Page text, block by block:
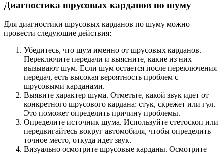
Диагностика шрусовых карданов по шуму
Для диагностики шрусовых карданов по шуму можно
провести следующие действия:
Убедитесь, что шум именно от шрусовых карданов.
Переключите передачи и выясните, какие из них
вызывают шум. Если шум остается после переключения
передач, есть высокая вероятность проблем с
шрусовыми карданами.
Выявите характер шума. Отметьте, какой звук идет от
конкретного шрусового кардана: стук, скрежет или гул.
Это поможет определить причину проблемы.
Определите источник шума. Используйте стетоскоп или
передвигайтесь вокруг автомобиля, чтобы определить
точное место, откуда идет звук.
Визуально осмотрите шрусовые карданы. Осмотрите